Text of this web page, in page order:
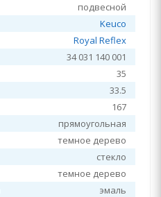
подвесной
Keuco
Royal Reflex
34 031 140 001
35
33.5
167
прямоугольная
темное дерево
стекло
темное дерево
эмаль